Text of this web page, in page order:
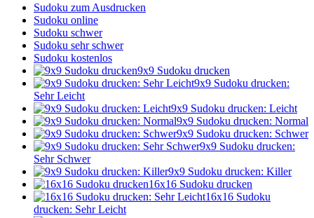
Sudoku zum Ausdrucken
Sudoku online
Sudoku schwer
Sudoku sehr schwer
Sudoku kostenlos
9x9 Sudoku drucken
9x9 Sudoku drucken:
Sehr Leicht
9x9 Sudoku drucken: Leicht
9x9 Sudoku drucken: Normal
9x9 Sudoku drucken: Schwer
9x9 Sudoku drucken:
Sehr Schwer
9x9 Sudoku drucken: Killer
16x16 Sudoku drucken
16x16 Sudoku
drucken: Sehr Leicht